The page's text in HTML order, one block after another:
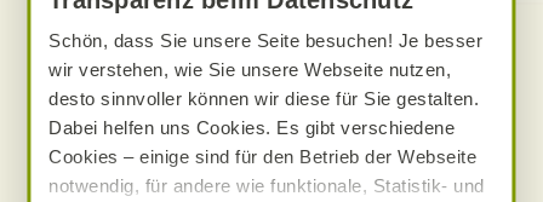
Schön, dass Sie unsere Seite besuchen! Je besser
wir verstehen, wie Sie unsere Webseite nutzen,
desto sinnvoller können wir diese für Sie gestalten.
Dabei helfen uns Cookies. Es gibt verschiedene
Cookies – einige sind für den Betrieb der Webseite
notwendig, für andere wie funktionale, Statistik- und
Produkte zum Rezept